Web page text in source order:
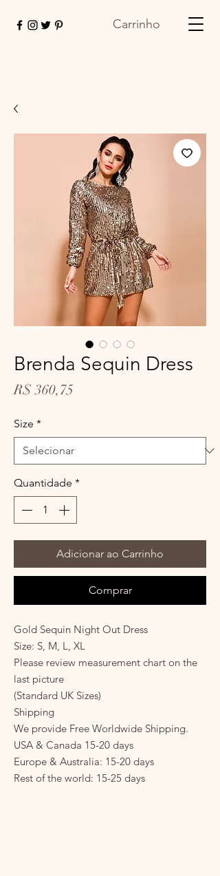
Carrinho
Brenda Sequin Dress
R$ 360,75
Size *
Quantidade *
Adicionar ao Carrinho
Comprar
Gold Sequin Night Out Dress
Size: S, M, L, XL
Please review measurement chart on the
last picture
(Standard UK Sizes)
Shipping
We provide Free Worldwide Shipping.
USA & Canada 15-20 days
Europe & Australia: 15-20 days
Rest of the world: 15-25 days